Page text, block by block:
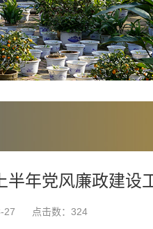
年党风廉政建设
27 点击数： 324